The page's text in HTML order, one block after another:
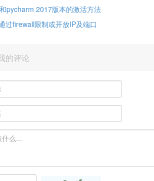
pycharm 2017版本的激活方法
过firewall限制或开放IP及端口
的评论